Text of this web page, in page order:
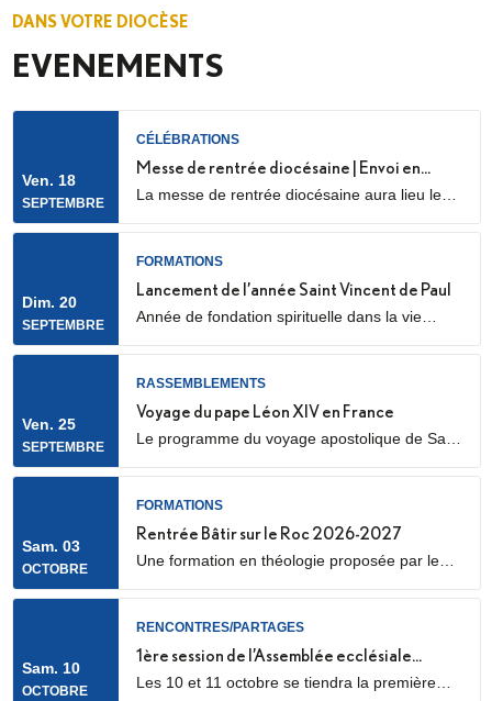
DANS VOTRE DIOCÈSE
EVENEMENTS
Ven. 18
SEPTEMBRE
CÉLÉBRATIONS
Messe de rentrée diocésaine | Envoi en
mission des LME
La messe de rentrée diocésaine aura lieu le
(28 Rue de l’Église, 92000 Nanterre) Elle sera
marquée par l’envoi en mission des Laïcs en
en mission ecclésiale ? Les Laïcs en...
Dim. 20
SEPTEMBRE
FORMATIONS
Lancement de l’année Saint Vincent de Paul
Année de fondation spirituelle dans la vie
biblique, accompagnement spirituel, service
auprès des plus pauvres ou des plus jeunes,
vie fraternelle.
Ven. 25
SEPTEMBRE
RASSEMBLEMENTS
Voyage du pape Léon XIV en France
Le programme du voyage apostolique de Sa
aujourd’hui, notamment avec la confirmation
des temps forts qui se dérouleront les 25 et 26
Sam. 03
OCTOBRE
FORMATIONS
Rentrée Bâtir sur le Roc 2026-2027
Une formation en théologie proposée par le
Bernardins.
Sam. 10
OCTOBRE
RENCONTRES/PARTAGES
1ère session de l’Assemblée ecclésiale
provinciale
Les 10 et 11 octobre se tiendra la première